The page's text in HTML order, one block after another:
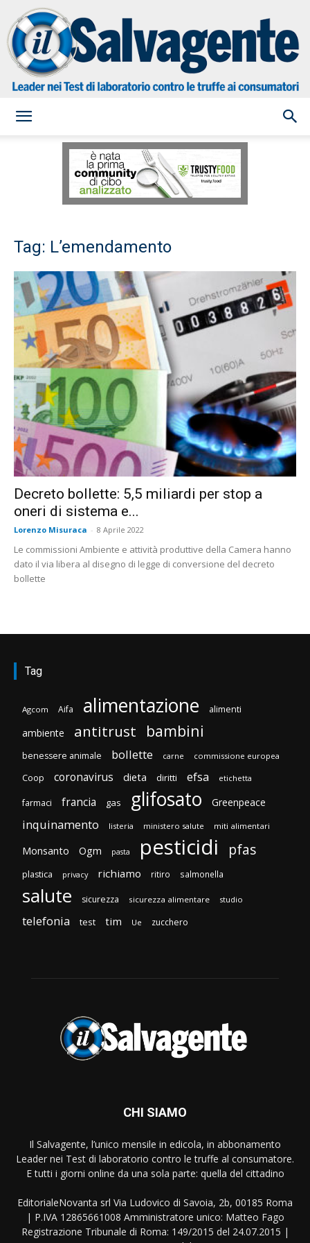
Salvagente
Tag: L’emendamento
Decreto bollette: 5,5 miliardi per stop a
oneri di sistema e...
Lorenzo Misuraca - 8 Aprile 2022
Le commissioni Ambiente e attività produttive della Camera hanno
dato il via libera al disegno di legge di conversione del decreto
bollette
Tag
Agcom Aifa alimentazione alimenti
ambiente antitrust bambini
benessere animale bollette carne commissione europea
Coop coronavirus dieta diritti efsa etichetta
farmaci francia gas glifosato Greenpeace
inquinamento listeria ministero salute miti alimentari
Monsanto Ogm pasta pesticidi pfas
plastica privacy richiamo ritiro salmonella
salute sicurezza sicurezza alimentare studio
telefonia test tim Ue zucchero
CHI SIAMO
Il Salvagente, l’unico mensile in edicola, in abbonamento
Leader nei Test di laboratorio contro le truffe al consumatore.
E tutti i giorni online da una sola parte: quella del cittadino
EditorialeNovanta srl Via Ludovico di Savoia, 2b, 00185 Roma
| P.IVA 12865661008 Amministratore unico: Matteo Fago
Registrazione Tribunale di Roma: 149/2015 del 24.07.2015 |